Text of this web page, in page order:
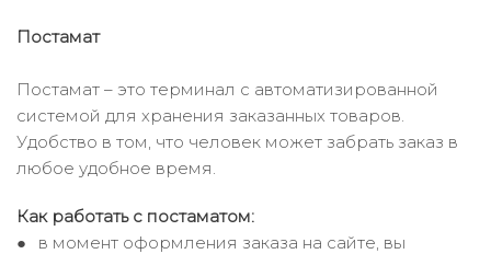
Постамат
Постамат – это терминал с автоматизированной
системой для хранения заказанных товаров.
Удобство в том, что человек может забрать заказ в
любое удобное время.
Как работать с постаматом:
в момент оформления заказа на сайте, вы